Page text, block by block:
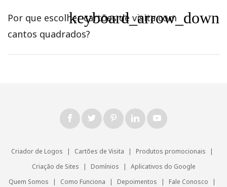
Por que escolher cartões de visita com
cantos quadrados?
keyboard_arrow_down
Criador de Logos | Cartões de Visita | Produtos promocionais
|
Criação de Sites
| Domínios |
Aplicativos do Google
Quem Somos
| Como Funciona | Depoimentos | Fale Conosco
|